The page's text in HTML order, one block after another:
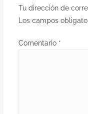
Tu dirección de
Los campos
Comentario *